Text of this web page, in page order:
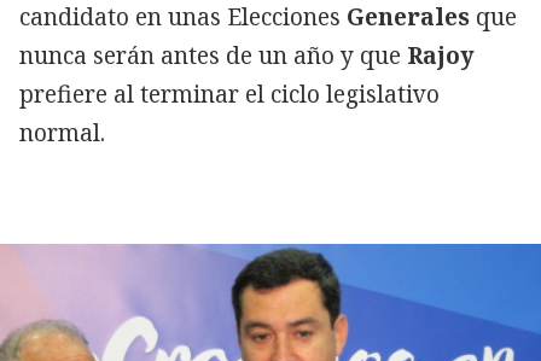
candidato en unas Elecciones Generales que
nunca serán antes de un año y que Rajoy
prefiere al terminar el ciclo legislativo
normal.